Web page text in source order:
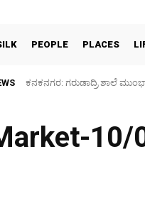
PEOPLE PLACES
ಕನಕನಗರ: ಗರುಡಾದ್ರಿ ಶಾಲೆ
10/